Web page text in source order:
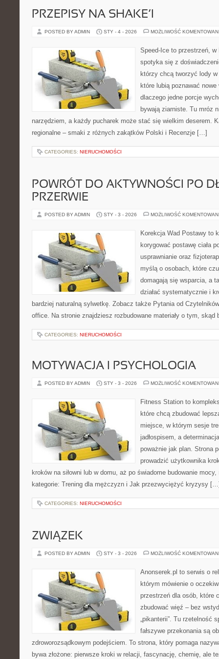
PRZEPISY NA SHAKE’I
POSTED BY ADMIN STY - 4 - 2026 MOŻLIWOŚĆ
Speed-Ice to przestrzeń, w
spotyka się z
którzy chcą tworzyć lody
które lubią poznawać
dlaczego jedne porcje
bywają ziarniste. Tu mróz
narzędziem, a każdy pucharek może stać się wielkim deserem.
regionalne – smaki z różnych zakątków Polski i Recenzje […]
CATEGORIES: NIERUCHOMOŚCI
POWRÓT DO AKTYWNOŚCI PO
PRZERWIE
POSTED BY ADMIN STY - 3 - 2026 MOŻLIWOŚĆ
Korekcja Wad Postawy to
korygować postawę ciała
usprawnianie oraz
myślą o osobach, które
domagają się wsparcia, a
działać systematycznie i
bardziej naturalną sylwetkę. Zobacz także Pytania od
office. Na stronie znajdziesz rozbudowane materiały o tym,
CATEGORIES: NIERUCHOMOŚCI
MOTYWACJA I PSYCHOLOGIA
POSTED BY ADMIN STY - 3 - 2026 MOŻLIWOŚĆ
Fitness Station to
które chcą zbudować
miejsce, w którym sesje
jadłospisem, a
poważnie jak plan. Strona
prowadzić użytkownika
kroków na siłowni lub w domu, aż po świadome budowanie
kategorie: Trening dla mężczyzn i Jak przezwyciężyć kryzysy
CATEGORIES: NIERUCHOMOŚCI
ZWIĄZEK
POSTED BY ADMIN STY - 3 - 2026 MOŻLIWOŚĆ
Anonserek.pl to serwis o
którym mówienie o
przestrzeń dla osób, które
zbudować więź – bez
„pikanterii”. Tu rzetelność
fałszywe przekonania są
zdroworozsądkowym podejściem. To strona, który pomaga
bywa złożone: pierwsze kroki w relacji, fascynację, chemię, ale